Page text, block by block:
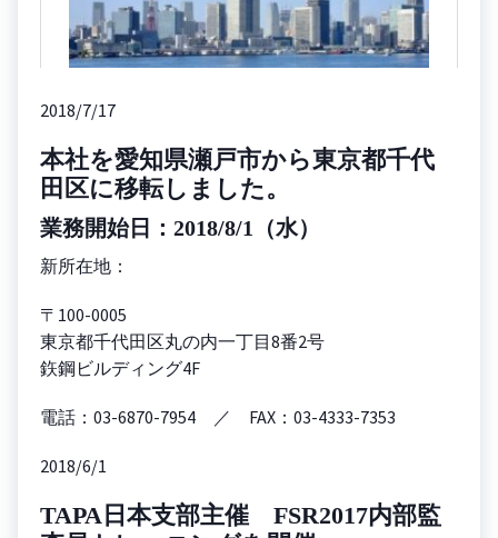
2018/7/17
本社を愛知県瀬戸市から東京都千代
田区に移転しました。
業務開始日：2018/8/1（水）
新所在地：
〒100-0005
東京都千代田区丸の内一丁目8番2号
鉃鋼ビルディング4F
電話：03-6870-7954 ／ FAX：03-4333-7353
2018/6/1
TAPA日本支部主催 FSR2017内部監